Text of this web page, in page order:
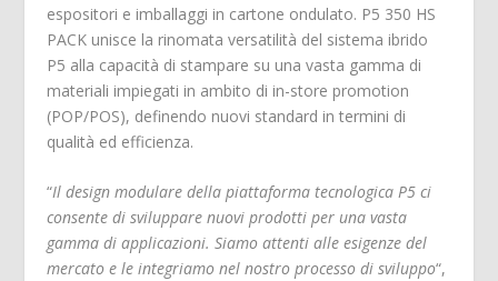
espositori e imballaggi in cartone ondulato. P5 350 HS
PACK unisce la rinomata versatilità del sistema ibrido
P5 alla capacità di stampare su una vasta gamma di
materiali impiegati in ambito di in-store promotion
(POP/POS), definendo nuovi standard in termini di
qualità ed efficienza.
“Il design modulare della piattaforma tecnologica P5 ci
consente di sviluppare nuovi prodotti per una vasta
gamma di applicazioni. Siamo attenti alle esigenze del
mercato e le integriamo nel nostro processo di sviluppo“,